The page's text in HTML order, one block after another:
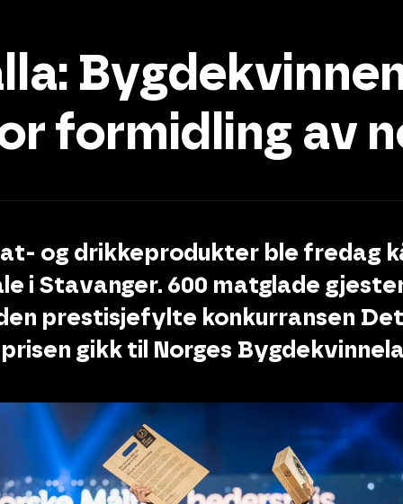
formidling av
og drikkeprodukter ble fredag
i Stavanger. 600 matglade
prestisjefylte konkurransen
gikk til Norges